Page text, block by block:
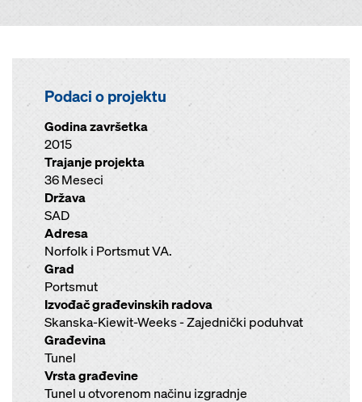
Podaci o projektu
Godina završetka
2015
Trajanje projekta
36 Meseci
Država
SAD
Adresa
Norfolk i Portsmut VA.
Grad
Portsmut
Izvođač građevinskih radova
Skanska-Kiewit-Weeks - Zajednički poduhvat
Građevina
Tunel
Vrsta građevine
Tunel u otvorenom načinu izgradnje